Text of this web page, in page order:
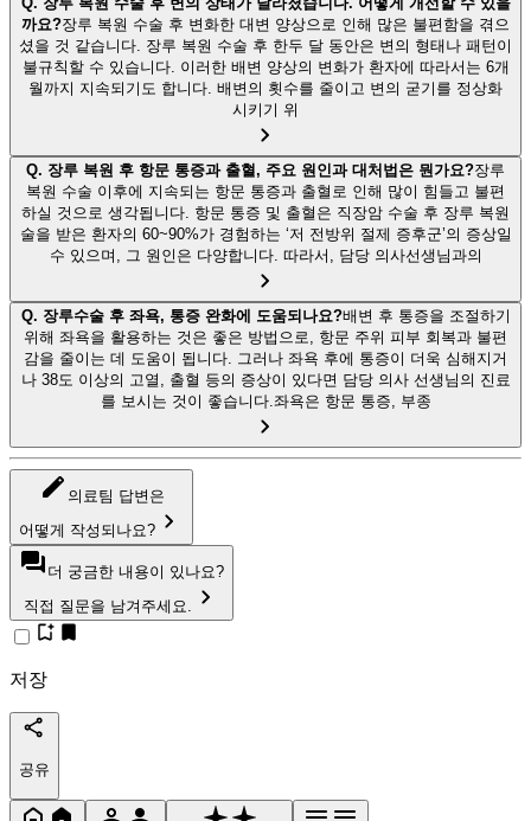
까요?장루 복원 수술 후 변화한 대변 양상으로 인해 많은 불편함을 겪으
셨을 것 같습니다. 장루 복원 수술 후 한두 달 동안은 변의 형태나 패턴이
불규칙할 수 있습니다. 이러한 배변 양상의 변화가 환자에 따라서는 6개
월까지 지속되기도 합니다. 배변의 횟수를 줄이고 변의 굳기를 정상화
시키기 위
Q. 장루 복원 후 항문 통증과 출혈, 주요 원인과 대처법은 뭔가요?장루
복원 수술 이후에 지속되는 항문 통증과 출혈로 인해 많이 힘들고 불편
하실 것으로 생각됩니다. 항문 통증 및 출혈은 직장암 수술 후 장루 복원
술을 받은 환자의 60~90%가 경험하는 ‘저 전방위 절제 증후군’의 증상일
수 있으며, 그 원인은 다양합니다. 따라서, 담당 의사선생님과의
Q. 장루수술 후 좌욕, 통증 완화에 도움되나요?배변 후 통증을 조절하기
위해 좌욕을 활용하는 것은 좋은 방법으로, 항문 주위 피부 회복과 불편
감을 줄이는 데 도움이 됩니다. 그러나 좌욕 후에 통증이 더욱 심해지거
나 38도 이상의 고열, 출혈 등의 증상이 있다면 담당 의사 선생님의 진료
를 보시는 것이 좋습니다.좌욕은 항문 통증, 부종
의료팀 답변은
어떻게 작성되나요?
더 궁금한 내용이 있나요?
직접 질문을 남겨주세요.
저장
공유